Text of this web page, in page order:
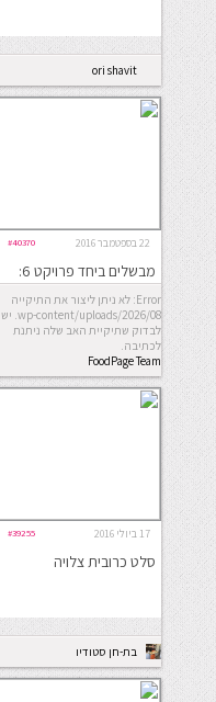
ori shavit
22 בספטמבר 2016 #40370
מבשלים ביחד פרויקט 6:
ארוחת ראש השנה
Error: לא ניתן ליצור את התיקייה
wp-content/uploads/2026/08. יש
לבדוק שתיקיית האב שלה ניתנת
לכתיבה.
FoodPage Team
17 ביולי 2016 #39255
סלט כרובית צלויה
בת-חן סטודיו
לבישול ואפיה